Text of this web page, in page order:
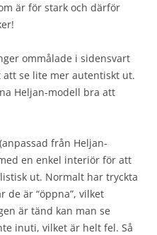
är för stark och därför
ommålade i sidensvart
se lite mer autentiskt ut.
Heljan-modell bra att
från Heljan-
en enkel interiör för att
ut. Normalt har tryckta
de är “öppna”, vilket
är tänd kan man se
inuti, vilket är helt fel. Så